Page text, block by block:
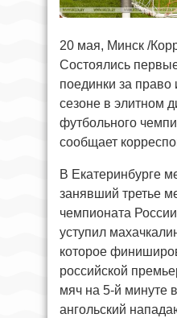
20 мая, Минск /
Состоялись
поединки за
сезоне в элитном
футбольного
сообщает
В Екатеринбурге
занявший третье
чемпионата
уступил
которое
российской
мяч на 5-й минуте
ангольский